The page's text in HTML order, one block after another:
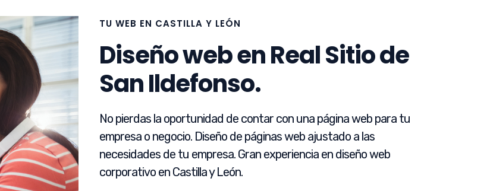
TU WEB EN CASTILLA Y LEÓN
Diseño web en Real Sitio de
San Ildefonso.
No pierdas la oportunidad de contar con una página web para tu
empresa o negocio. Diseño de páginas web ajustado a las
necesidades de tu empresa. Gran experiencia en diseño web
corporativo en Castilla y León.